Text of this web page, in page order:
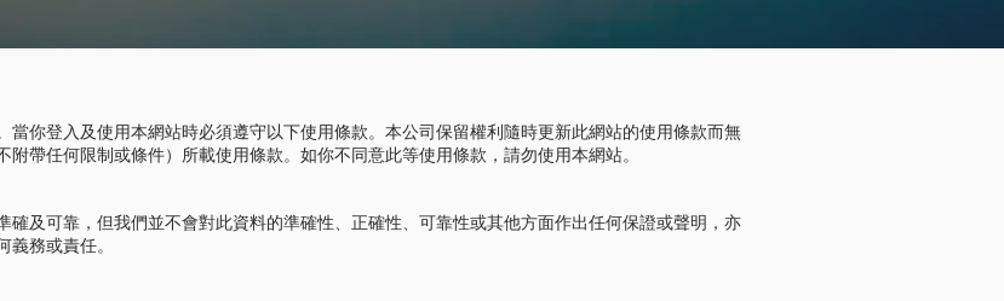
當你登入及使用本網站時必須遵守以下使用條款。本公司保留權利隨時更新此網站的使用條款而無
帶任何限制或條件）所載使用條款。如你不同意此等使用條款，請勿使用本網站。
確及可靠，但我們並不會對此資料的準確性、正確性、可靠性或其他方面作出任何保證或聲明，亦
務或責任。